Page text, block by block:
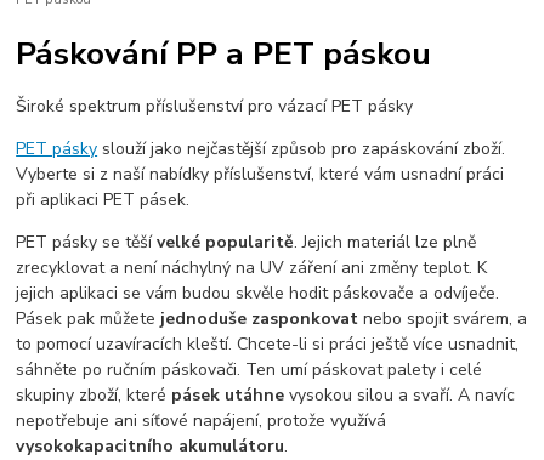
Páskování PP a PET páskou
Široké spektrum příslušenství pro vázací PET pásky
PET pásky slouží jako nejčastější způsob pro zapáskování zboží.
Vyberte si z naší nabídky příslušenství, které vám usnadní práci
při aplikaci PET pásek.
PET pásky se těšívelké popularitě. Jejich materiál lze plně
zrecyklovat a není náchylný na UV záření ani změny teplot. K
jejich aplikaci se vám budou skvěle hodit páskovače a odvíječe.
Pásek pak můžete jednoduše zasponkovat nebo spojit svárem, a
to pomocí uzavíracích kleští. Chcete-li si práci ještě více usnadnit,
sáhněte po ručním páskovači. Ten umí páskovat palety i celé
skupiny zboží, které pásek utáhne vysokou silou a svaří. A navíc
nepotřebuje ani síťové napájení, protože využívá
vysokokapacitního akumulátoru.